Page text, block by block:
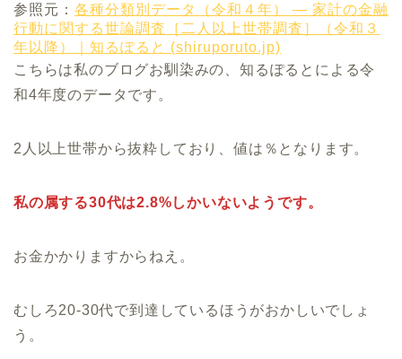
参照元： 各種分類別データ（令和４年） ― 家計の金融
行動に関する世論調査［二人以上世帯調査］（令和３
年以降）｜知るぽると (shiruporuto.jp)
こちらは私のブログお馴染みの、知るぽるとによる令
和4年度のデータです。
2人以上世帯から抜粋しており、値は％となります。
私の属する30代は2.8%しかいないようです。
お金かかりますからねえ。
むしろ20‐30代で到達しているほうがおかしいでしょ
う。